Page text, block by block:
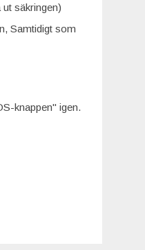
säkringen)
Samtidigt som
knappen" igen.